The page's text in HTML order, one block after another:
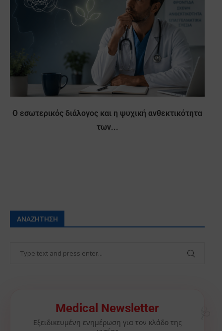
Ο εσωτερικός διάλογος και η ψυχική ανθεκτικότητα
των...
ΑΝΑΖΉΤΗΣΗ
Medical Newsletter
Εξειδικευμένη ενημέρωση για τον κλάδο της